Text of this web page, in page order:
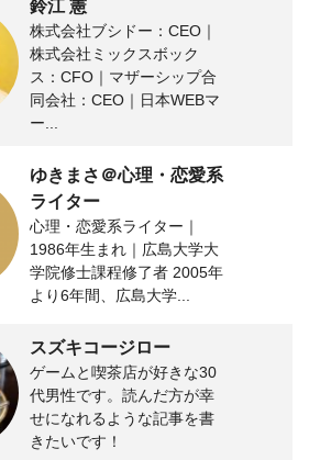
鈴江 憲
株式会社ブシドー：CEO｜
株式会社ミックスボック
ス：CFO｜マザーシップ合
同会社：CEO｜日本WEBマ
ー...
ゆきまさ＠心理・恋愛系
ライター
心理・恋愛系ライター｜
1986年生まれ｜広島大学大
学院修士課程修了者 2005年
より6年間、広島大学...
スズキコージロー
ゲームと喫茶店が好きな30
代男性です。読んだ方が幸
せになれるような記事を書
きたいです！